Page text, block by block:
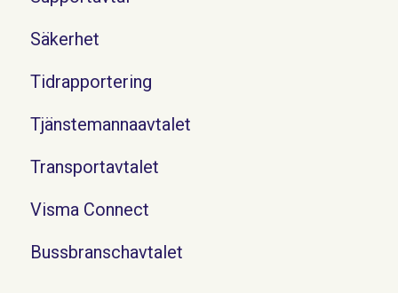
Säkerhet
Tidrapportering
Tjänstemannaavtalet
Transportavtalet
Visma Connect
Bussbranschavtalet